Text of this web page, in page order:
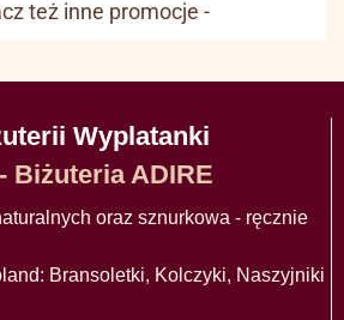
też inne promocje -
Wyplatanki
Biżuteria ADIRE
oraz sznurkowa - ręcznie
Bransoletki, Kolczyki, Naszyjniki